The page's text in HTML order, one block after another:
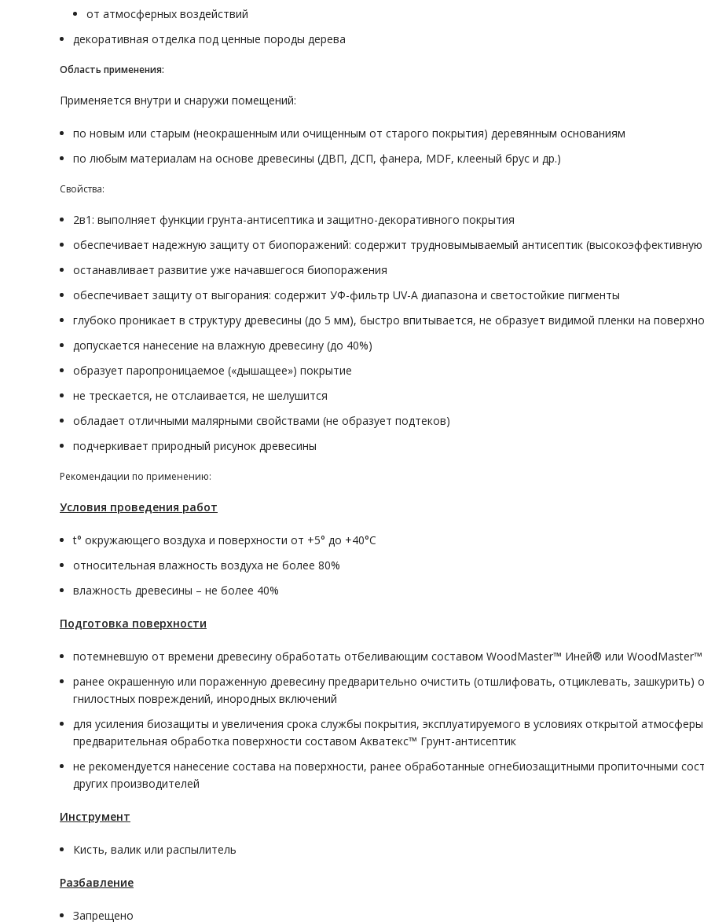
от атмосферных воздействий
декоративная отделка под ценные породы дерева
Область применения:
Применяется внутри и снаружи помещений:
по новым или старым (неокрашенным или очищенным от старого покрытия) деревянным основаниям
по любым материалам на основе древесины (ДВП, ДСП, фанера, MDF, клееный брус и др.)
Свойства:
2в1: выполняет функции грунта-антисептика и защитно-декоративного покрытия
обеспечивает надежную защиту от биопоражений: содержит трудновымываемый антисептик
останавливает развитие уже начавшегося биопоражения
обеспечивает защиту от выгорания: содержит УФ-фильтр UV-A диапазона и светостойкие пигменты
глубоко проникает в структуру древесины (до 5 мм), быстро впитывается, не образует видимой пленки на
допускается нанесение на влажную древесину (до 40%)
образует паропроницаемое («дышащее») покрытие
не трескается, не отслаивается, не шелушится
обладает отличными малярными свойствами (не образует подтеков)
подчеркивает природный рисунок древесины
Рекомендации по применению:
Условия проведения работ
t° окружающего воздуха и поверхности от +5° до +40°С
относительная влажность воздуха не более 80%
влажность древесины – не более 40%
Подготовка поверхности
потемневшую от времени древесину обработать отбеливающим составом WoodMaster™ Иней® или
ранее окрашенную или пораженную древесину предварительно очистить (отшлифовать, отциклевать, зашкурить)
гнилостных повреждений, инородных включений
для усиления биозащиты и увеличения срока службы покрытия, эксплуатируемого в условиях открытой
предварительная обработка поверхности составом Акватекс™ Грунт-антисептик
не рекомендуется нанесение состава на поверхности, ранее обработанные огнебиозащитными пропиточными
других производителей
Инструмент
Кисть, валик или распылитель
Разбавление
Запрещено